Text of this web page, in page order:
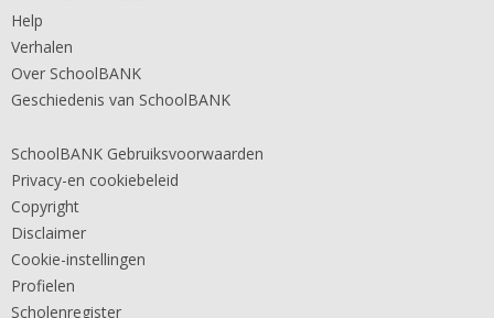
Help
Verhalen
Over SchoolBANK
Geschiedenis van SchoolBANK
SchoolBANK Gebruiksvoorwaarden
Privacy-en cookiebeleid
Copyright
Disclaimer
Cookie-instellingen
Profielen
Scholenregister